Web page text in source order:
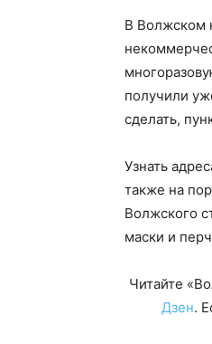
В Волжском
получили
сделать,
Узнать
также на
Волжского
маски и
Читайте
Дзен.